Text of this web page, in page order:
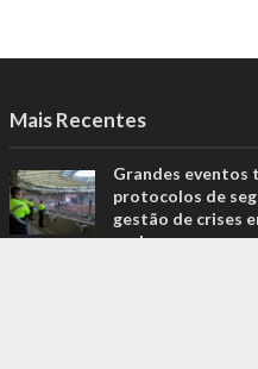
Mais Recentes
Grandes eventos
protocolos de
gestão de crises
real